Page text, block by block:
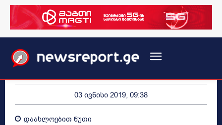
03 ივნისი 2019, 09:38
დაახლოებით წუთი